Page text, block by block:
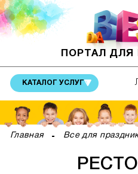
ПОРТАЛ ДЛЯ
КАТАЛОГ УСЛУГ
Главная Все для